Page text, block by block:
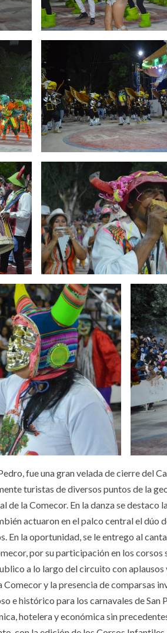
fue una gran velada de cierre del
turistas de diversos puntos de la
de la Comecor. En la danza se
actuaron en el palco central el dúo
En la oportunidad, se le entrego al
por su participación en los
a lo largo del circuito con
Comecor y la presencia de comparsas
e histórico para los carnavales de
hotelera y económica sin